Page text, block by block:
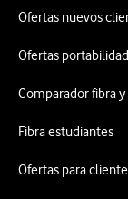
Ofertas nuevos
Ofertas
Comparador fibra
Fibra estudiantes
Ofertas para